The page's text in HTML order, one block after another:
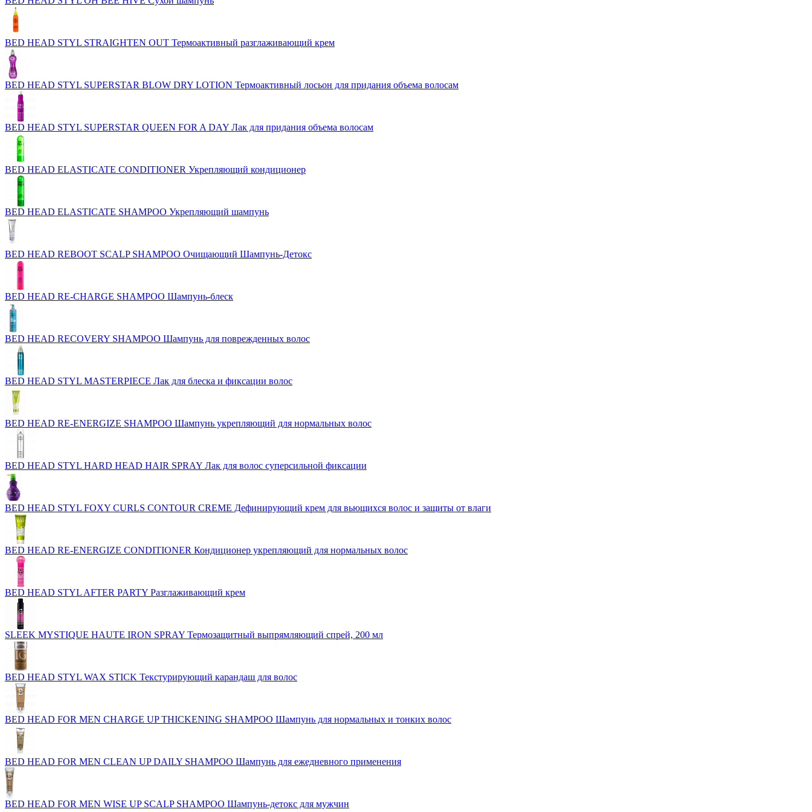
BED HEAD STYL STRAIGHTEN OUT Термоактивный разглаживающий крем
BED HEAD STYL SUPERSTAR BLOW DRY LOTION Термоактивный лосьон для придания объема волосам
BED HEAD STYL SUPERSTAR QUEEN FOR A DAY Лак для придания объема волосам
BED HEAD ELASTICATE CONDITIONER Укрепляющий кондиционер
BED HEAD ELASTICATE SHAMPOO Укрепляющий шампунь
BED HEAD REBOOT SCALP SHAMPOO Очищающий Шампунь-Детокс
BED HEAD RE-CHARGE SHAMPOO Шампунь-блеск
BED HEAD RECOVERY SHAMPOO Шампунь для поврежденных волос
BED HEAD STYL MASTERPIECE Лак для блеска и фиксации волос
BED HEAD RE-ENERGIZE SHAMPOO Шампунь укрепляющий для нормальных волос
BED HEAD STYL HARD HEAD HAIR SPRAY Лак для волос суперсильной фиксации
BED HEAD STYL FOXY CURLS CONTOUR CREME Дефинирующий крем для вьющихся волос и защиты от влаги
BED HEAD RE-ENERGIZE CONDITIONER Кондиционер укрепляющий для нормальных волос
BED HEAD STYL AFTER PARTY Разглаживающий крем
SLEEK MYSTIQUE HAUTE IRON SPRAY Термозащитный выпрямляющий спрей, 200 мл
BED HEAD STYL WAX STICK Текстурирующий карандаш для волос
BED HEAD FOR MEN CHARGE UP THICKENING SHAMPOO Шампунь для нормальных и тонких волос
BED HEAD FOR MEN CLEAN UP DAILY SHAMPOO Шампунь для ежедневного применения
BED HEAD FOR MEN WISE UP SCALP SHAMPOO Шампунь-детокс для мужчин